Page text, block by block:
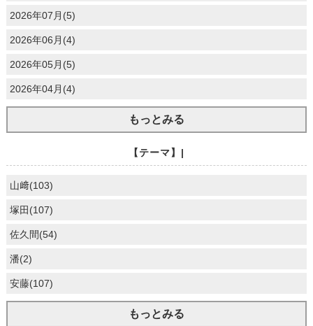
2026年07月(5)
2026年06月(4)
2026年05月(5)
2026年04月(4)
もっとみる
【テーマ】|
山﨑(103)
塚田(107)
佐久間(54)
潘(2)
安藤(107)
もっとみる